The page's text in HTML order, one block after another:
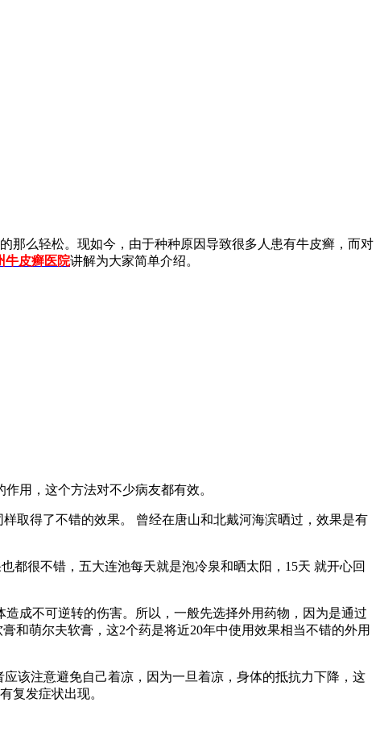
那么轻松。现如今，由于种种原因导致很多人患有牛皮癣，而对
牛皮癣医院讲解为大家简单介绍。
用，这个方法对不少病友都有效。
取得了不错的效果。 曾经在唐山和北戴河海滨晒过，效果是有
都很不错，五大连池每天就是泡冷泉和晒太阳，15天 就开心回
成不可逆转的伤害。所以，一般先选择外用药物，因为是通过
和萌尔夫软膏，这2个药是将近20年中使用效果相当不错的外用
该注意避免自己着凉，因为一旦着凉，身体的抵抗力下降，这
复发症状出现。